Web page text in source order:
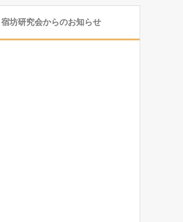
宿坊研究会からのお知らせ